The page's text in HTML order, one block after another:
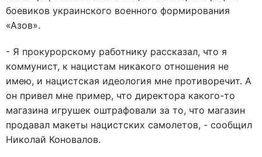
боевиков украинского военного формирования
«Азов».
- Я прокурорскому работнику рассказал, что я
коммунист, к нацистам никакого отношения не
имею, и нацистская идеология мне противоречит. А
он привел мне пример, что директора какого-то
магазина игрушек оштрафовали за то, что магазин
продавал макеты нацистских самолетов, - сообщил
Николай Коновалов.